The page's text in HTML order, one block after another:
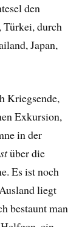
den
Türkei, durch
Japan,
Kriegsende,
Exkursion,
in der
über die
Es ist noch
liegt
bestaunt man